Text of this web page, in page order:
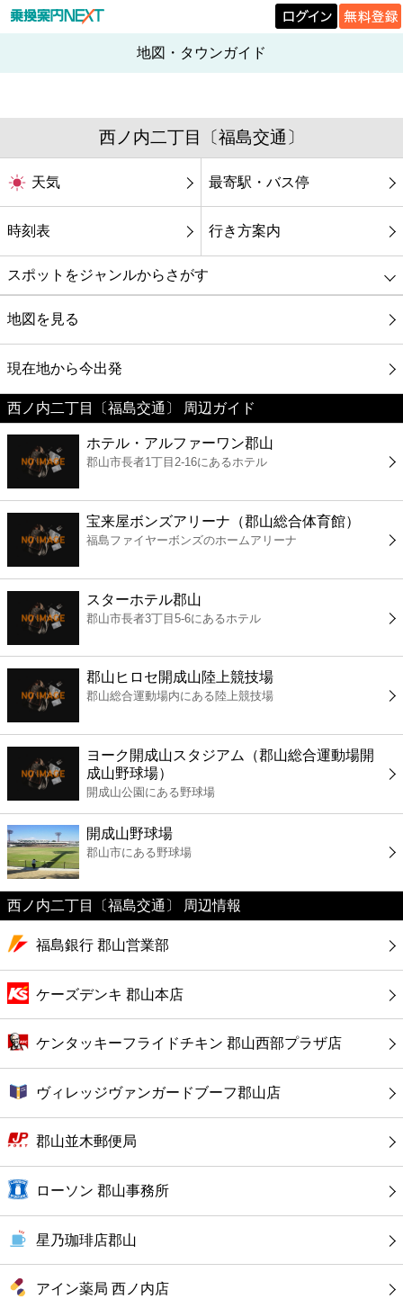
地図・タウンガイド
西ノ内二丁目〔福島交通〕
天気 最寄駅・バス停
時刻表 行き方案内
スポットをジャンルからさがす
グルメ
映画
美容
コンビニ
薬局
スーパー
エンタメ
書店
ファミレス
カフェ
ショッピング
銀行
公共
病院
ホテル
地図を見る
現在地から今出発
西ノ内二丁目〔福島交通〕 周辺ガイド
ホテル・アルファーワン郡山
郡山市長者1丁目2-16にあるホテル
宝来屋ボンズアリーナ（郡山総合体育館）
福島ファイヤーボンズのホームアリーナ
スターホテル郡山
郡山市長者3丁目5-6にあるホテル
郡山ヒロセ開成山陸上競技場
郡山総合運動場内にある陸上競技場
ヨーク開成山スタジアム（郡山総合運動場開
成山野球場）
開成山公園にある野球場
開成山野球場
郡山市にある野球場
西ノ内二丁目〔福島交通〕 周辺情報
福島銀行 郡山営業部
ケーズデンキ 郡山本店
ケンタッキーフライドチキン 郡山西部プラザ店
ヴィレッジヴァンガードブーフ郡山店
郡山並木郵便局
ローソン 郡山事務所
星乃珈琲店郡山
アイン薬局 西ノ内店